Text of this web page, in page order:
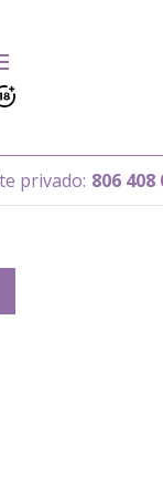
806 408 011